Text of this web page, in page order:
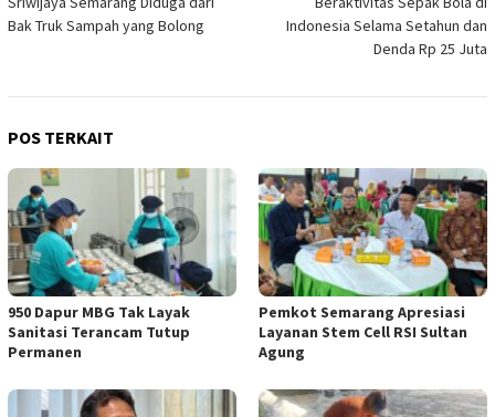
Bak Truk Sampah yang Bolong
Indonesia Selama Setahun dan
Denda Rp 25 Juta
POS TERKAIT
950 Dapur MBG Tak Layak
Sanitasi Terancam Tutup
Permanen
Pemkot Semarang Apresiasi
Layanan Stem Cell RSI Sultan
Agung